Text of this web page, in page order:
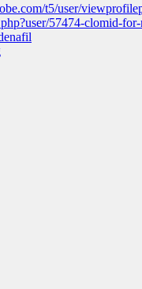
t5/user/
57474-clomid-